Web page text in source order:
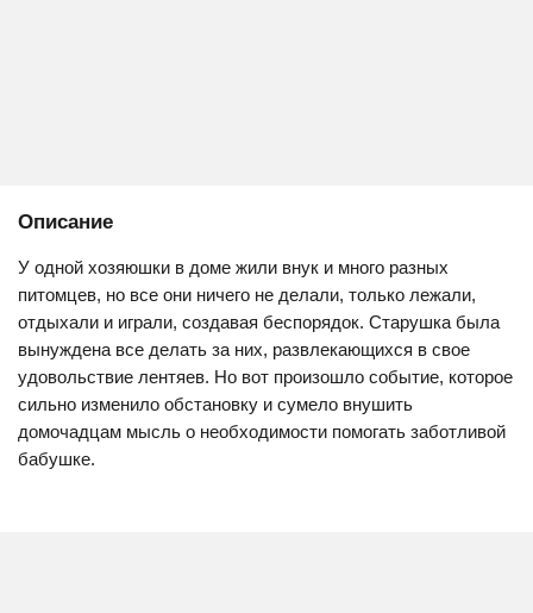
Описание
У одной хозяюшки в доме жили внук и много разных
питомцев, но все они ничего не делали, только лежали,
отдыхали и играли, создавая беспорядок. Старушка была
вынуждена все делать за них, развлекающихся в свое
удовольствие лентяев. Но вот произошло событие, которое
сильно изменило обстановку и сумело внушить
домочадцам мысль о необходимости помогать заботливой
бабушке.